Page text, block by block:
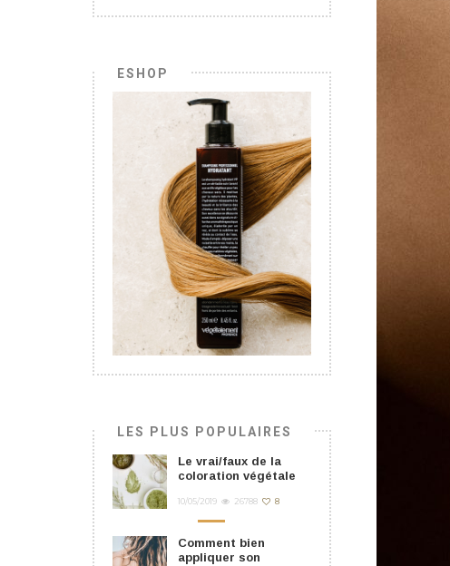
ESHOP
LES PLUS POPULAIRES
Le vrai/faux de la
coloration végétale
10/05/2019 26788 8
Comment bien
appliquer son